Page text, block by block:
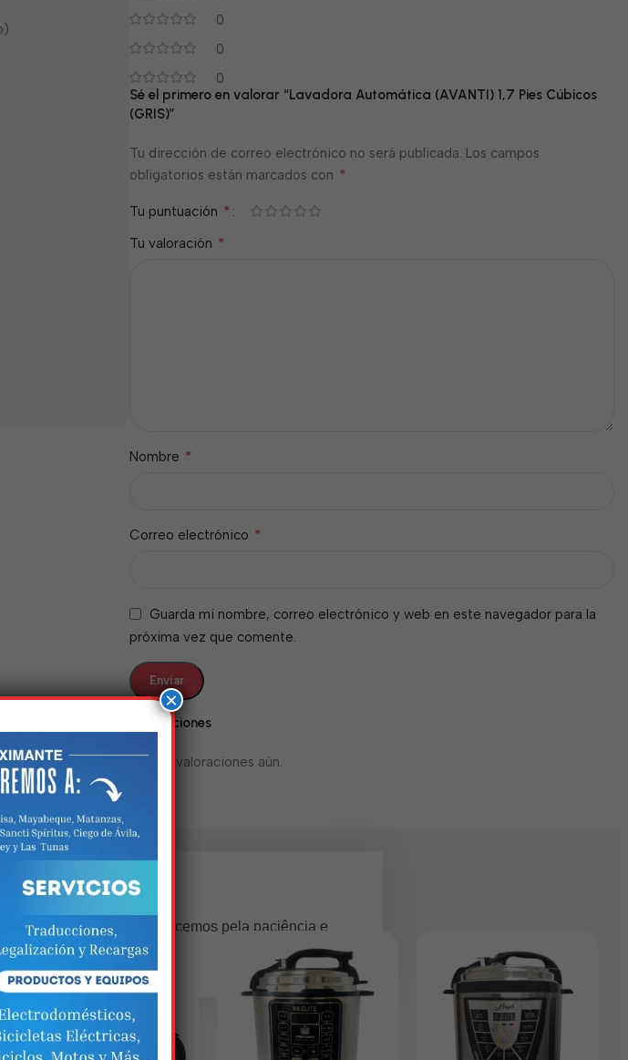
0
0
0
Valoraciones
No hay valoraciones aún.
Sé el primero en valorar “Lavadora Automática (AVANTI) 1,7 Pies Cúbicos
(GRIS)”
Tu dirección de correo electrónico no será publicada. Los campos
obligatorios están marcados con *
Tu puntuación *
Tu valoración *
Nombre *
Correo electrónico *
Guarda mi nombre, correo electrónico y web en este navegador para la
próxima vez que comente.
×
nisso!
incríveis. Agradecemos pela paciência e